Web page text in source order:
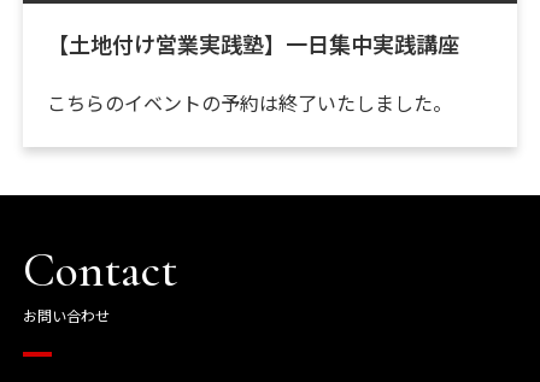
【土地付け営業実践塾】一日集中実践講座
こちらのイベントの予約は終了いたしました。
Contact
お問い合わせ